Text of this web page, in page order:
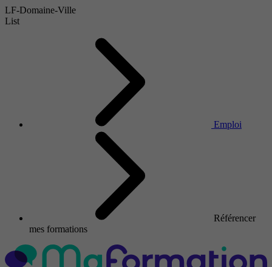
LF-Domaine-Ville
List
Emploi
Référencer
mes formations